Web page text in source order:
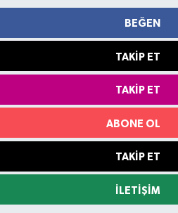
BEĞEN
TAKIP ET
TAKIP ET
ABONE OL
TAKIP ET
İLETIŞIM